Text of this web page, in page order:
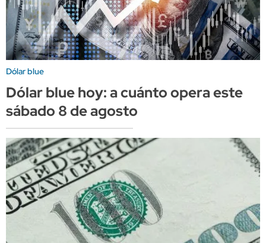
Dólar blue
Dólar blue hoy: a cuánto opera este
sábado 8 de agosto